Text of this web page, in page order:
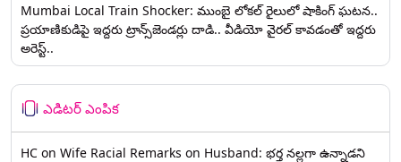
Mumbai Local Train Shocker: ముంబై లోకల్ రైలులో షాకింగ్ ఘటన..
ప్రయాణికుడిపై ఇద్దరు ట్రాన్స్‌జెండర్లు దాడి.. వీడియో వైరల్ కావడంతో ఇద్దరు
అరెస్ట్..
ఎడిటర్ ఎంపిక
HC on Wife Racial Remarks on Husband: భర్త న‌ల్ల‌గా ఉన్నాడ‌ని